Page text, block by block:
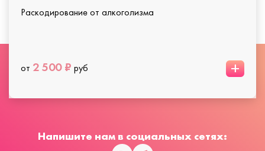
Раскодирование от алкоголизма
от 2 500 ₽ руб +
Напишите нам в социальных сетях: